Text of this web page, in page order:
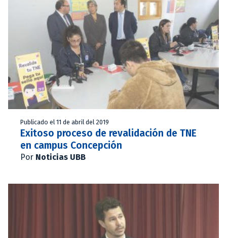
Publicado el 11 de abril del 2019
Exitoso proceso de revalidación de TNE
en campus Concepción
Por Noticias UBB